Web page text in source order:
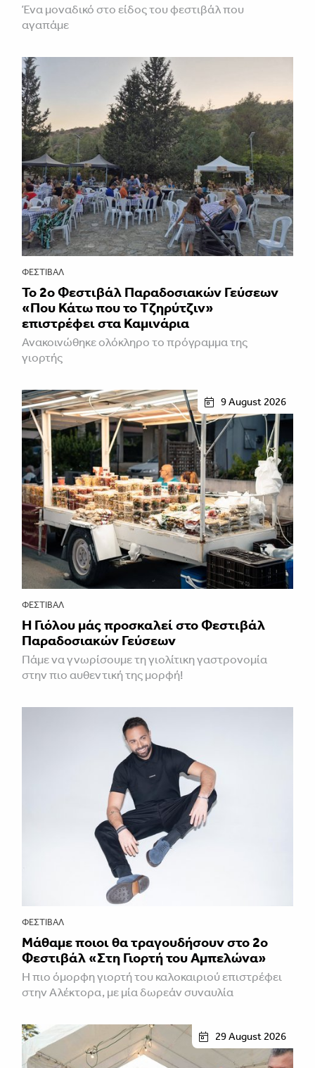
Ένα μοναδικό στο είδος του φεστιβάλ που
αγαπάμε
ΦΕΣΤΙΒΑΛ
Το 2ο Φεστιβάλ Παραδοσιακών Γεύσεων
«Που Κάτω που το Τζηρύτζιν»
επιστρέφει στα Καμινάρια
Ανακοινώθηκε ολόκληρο το πρόγραμμα της
γιορτής
9 August 2026
ΦΕΣΤΙΒΑΛ
Η Γιόλου μάς προσκαλεί στο Φεστιβάλ
Παραδοσιακών Γεύσεων
Πάμε να γνωρίσουμε τη γιολίτικη γαστρονομία
στην πιο αυθεντική της μορφή!
ΦΕΣΤΙΒΑΛ
Μάθαμε ποιοι θα τραγουδήσουν στο 2ο
Φεστιβάλ «Στη Γιορτή του Αμπελώνα»
Η πιο όμορφη γιορτή του καλοκαιριού επιστρέφει
στην Αλέκτορα, με μία δωρεάν συναυλία
29 August 2026